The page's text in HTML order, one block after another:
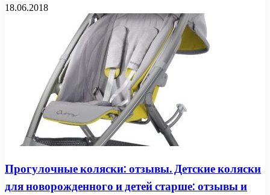
18.06.2018
Прогулочные коляски: отзывы. Детские коляски
для новорожденного и детей старше: отзывы и